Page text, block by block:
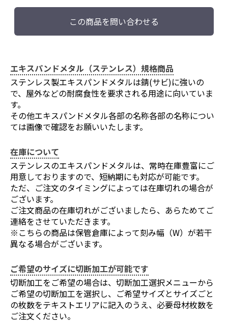
この商品を問い合わせる
エキスパンドメタル（ステンレス）規格商品
ステンレス製エキスパンドメタルは錆(サビ)に強いの
で、屋外などの耐腐食性を要求される用途に向いていま
す。
その他エキスパンドメタル各部の名称各部の名称につい
ては画像で確認をお願いいたします。
在庫について
ステンレスのエキスパンドメタルは、常時在庫豊富にご
用意しておりますので、短納期にも対応が可能です。
ただ、ご注文のタイミングによっては在庫切れの場合が
ございます。
ご注文商品の在庫切れがございましたら、あらためてご
連絡をさせていただきます。
※こちらの商品は保管倉庫によって刻み幅（W）が若干
異なる場合がございます。
ご希望のサイズに切断加工が可能です
切断加工をご希望の場合は、切断加工選択メニューから
ご希望の切断加工を選択し、ご希望サイズとサイズごと
の枚数をテキストエリアに記入のうえ、必要母材枚数を
ご注文ください。